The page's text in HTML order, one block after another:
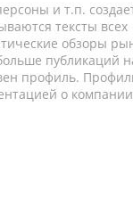
и т.п.
тексты всех
обзоры
публикаций
профиль.
о